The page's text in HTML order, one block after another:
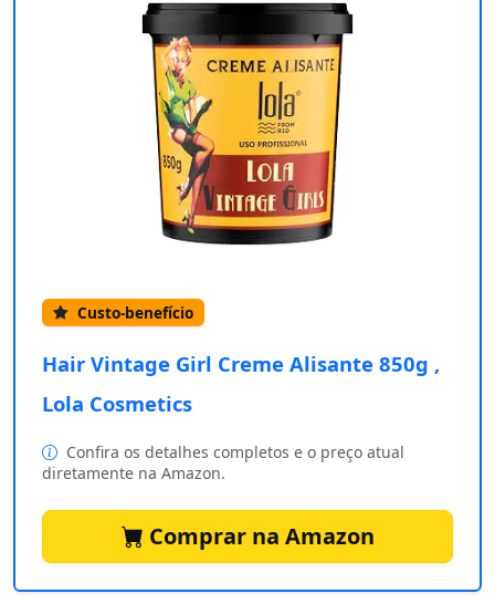
Custo-benefício
Hair Vintage Girl Creme Alisante 850g ,
Lola Cosmetics
Confira os detalhes completos e o preço atual
diretamente na Amazon.
Comprar na Amazon